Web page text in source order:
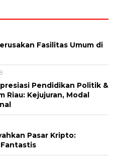
Fasilitas Umum di
Pendidikan Politik &
Riau: Kejujuran, Modal
Pasar Kripto:
Fantastis